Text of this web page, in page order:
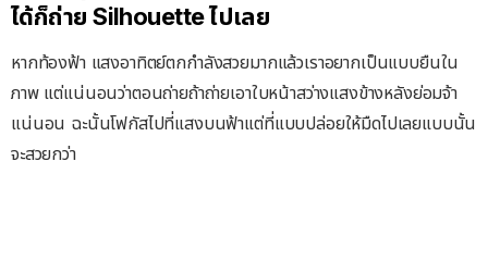
ได้ก็ถ่าย Silhouette ไปเลย
หากท้องฟ้า แสงอาทิตย์ตกกำลังสวยมากแล้วเราอยากเป็นแบบยืนใน
ภาพ แต่แน่นอนว่าตอนถ่ายถ้าถ่ายเอาใบหน้าสว่างแสงข้างหลังย่อมจ้า
แน่นอน ฉะนั้นโฟกัสไปที่แสงบนฟ้าแต่ที่แบบปล่อยให้มืดไปเลยแบบนั้น
จะสวยกว่า